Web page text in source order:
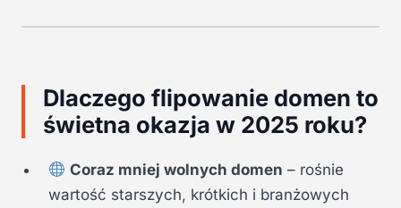
Dlaczego flipowanie domen to
świetna okazja w 2025 roku?
Coraz mniej wolnych domen – rośnie
wartość starszych, krótkich i branżowych